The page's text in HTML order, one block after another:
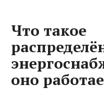
Что такое
оно